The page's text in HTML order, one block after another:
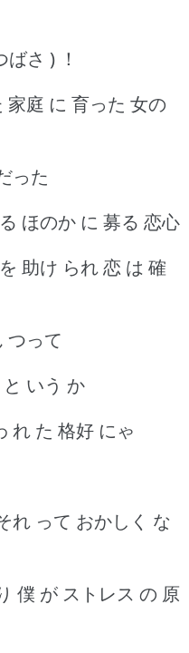
さ ) ！
家庭 に 育った 女の
った
ほのか に 募る 恋心
助け られ 恋 は 確
つって
いう か
れ た 格好 にゃ
れ って おかしく な
僕 が ストレス の 原